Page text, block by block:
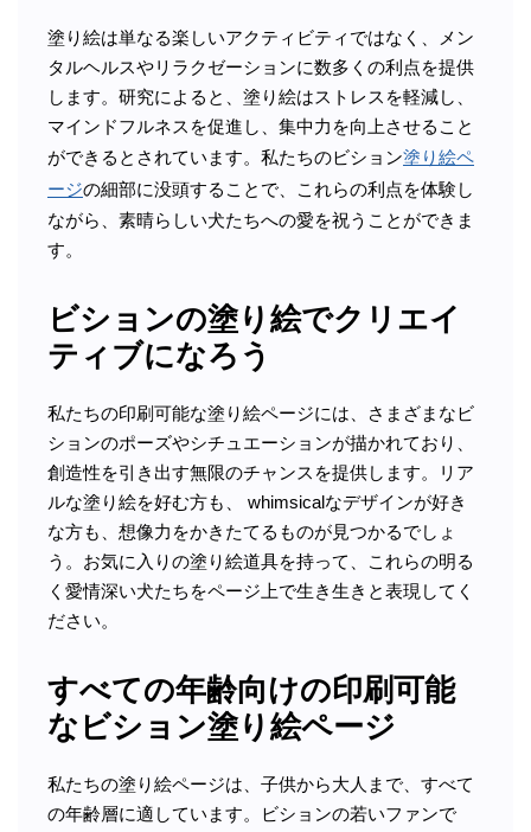
塗り絵は単なる楽しいアクティビティではなく、メン
タルヘルスやリラクゼーションに数多くの利点を提供
します。研究によると、塗り絵はストレスを軽減し、
マインドフルネスを促進し、集中力を向上させること
ができるとされています。私たちのビション塗り絵ペ
ージの細部に没頭することで、これらの利点を体験し
ながら、素晴らしい犬たちへの愛を祝うことができま
す。
ビションの塗り絵でクリエイ
ティブになろう
私たちの印刷可能な塗り絵ページには、さまざまなビ
ションのポーズやシチュエーションが描かれており、
創造性を引き出す無限のチャンスを提供します。リア
ルな塗り絵を好む方も、 whimsicalなデザインが好き
な方も、想像力をかきたてるものが見つかるでしょ
う。お気に入りの塗り絵道具を持って、これらの明る
く愛情深い犬たちをページ上で生き生きと表現してく
ださい。
すべての年齢向けの印刷可能
なビション塗り絵ページ
私たちの塗り絵ページは、子供から大人まで、すべて
の年齢層に適しています。ビションの若いファンで